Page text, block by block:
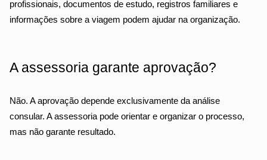
profissionais, documentos de estudo, registros familiares e
informações sobre a viagem podem ajudar na organização.
A assessoria garante aprovação?
Não. A aprovação depende exclusivamente da análise
consular. A assessoria pode orientar e organizar o processo,
mas não garante resultado.